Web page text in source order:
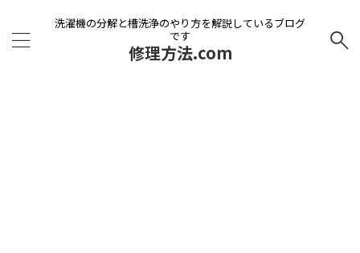
洗濯機の分解と槽洗浄のやり方を解説しているブログ
です
修理方法.com